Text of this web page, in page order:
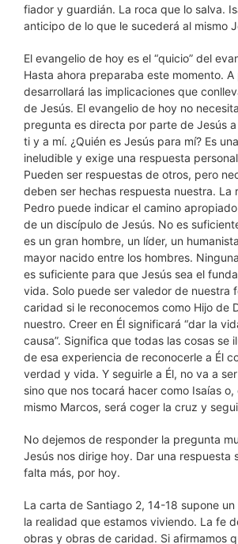
fiador y guardián. La roca que lo salva.
anticipo de lo que le sucederá al mismo
El evangelio de hoy es el “quicio” del
Hasta ahora preparaba este momento.
desarrollará las implicaciones que
de Jesús. El evangelio de hoy no necesita
pregunta es directa por parte de Jesús
ti y a mí. ¿Quién es Jesús para mí? Es
ineludible y exige una respuesta
Pueden ser respuestas de otros, pero
deben ser hechas respuesta nuestra. La
Pedro puede indicar el camino
de un discípulo de Jesús. No es
es un gran hombre, un líder, un
mayor nacido entre los hombres.
es suficiente para que Jesús sea el
vida. Solo puede ser valedor de nuestra
caridad si le reconocemos como Hijo de
nuestro. Creer en Él significará “dar la
causa”. Significa que todas las cosas se
de esa experiencia de reconocerle a Él
verdad y vida. Y seguirle a Él, no va a
sino que nos tocará hacer como Isaías
mismo Marcos, será coger la cruz y
No dejemos de responder la pregunta
Jesús nos dirige hoy. Dar una respuesta
falta más, por hoy.
La carta de Santiago 2, 14-18 supone
la realidad que estamos viviendo. La fe
obras y obras de caridad. Si afirmamos